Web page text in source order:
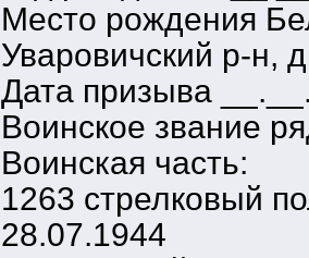
Место рождения
Уваровичский р-н,
Дата призыва
Воинское звание
Воинская часть:
1263 стрелковый
28.07.1944